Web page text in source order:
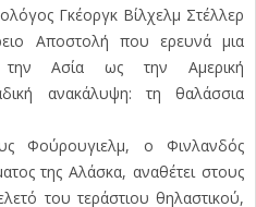
Γκέοργκ Βίλχελμ Στέλλερ
Αποστολή που ερευνά μια
Ασία ως την Αμερική
ανακάλυψη: τη θαλάσσια
Φούρουγιελμ, ο Φινλανδός
της Αλάσκα, αναθέτει στους
του τεράστιου θηλαστικού,